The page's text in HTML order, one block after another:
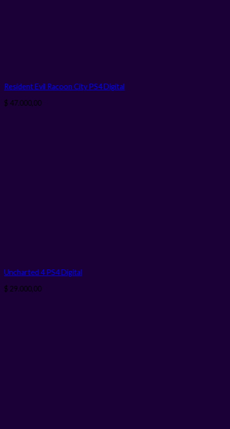
Resident Evil Racoon City PS4Digital
$ 47.000,00
Uncharted 4 PS4Digital
$ 29.000,00